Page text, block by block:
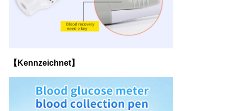
【Kennzeichnet】